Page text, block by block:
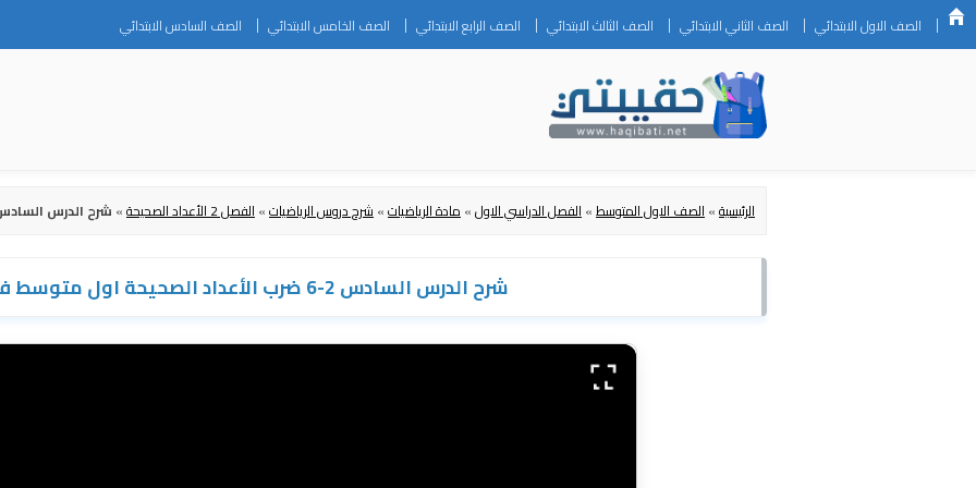
Skip
to
الصف الاول الابتدائي الصف الثاني الابتدائي الصف الثالث الابتدائي الصف الرابع الابتدائي الصف الخامس الابتدائي الصف السادس الابتدائي
الرئيسية»الصف الاول المتوسط»الفصل الدراسي الاول»مادة الرياضيات»شرح دروس الرياضيات»الفصل 2 الأعداد الصحيحة » شرح الدرس السادس 2-6 ضرب الأعداد الصحيحة اول
شرح الدرس السادس 2-6 ضرب الأعداد الصحيحة اول متوسط ف1